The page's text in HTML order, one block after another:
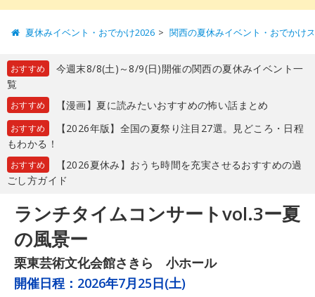
夏休みイベント・おでかけ2026 関西の夏休みイベント・おでかけ
おすすめ
今週末8/8(土)～8/9(日)開催の関西の夏休みイベント一
覧
おすすめ 【漫画】夏に読みたいおすすめの怖い話まとめ
おすすめ
【2026年版】全国の夏祭り注目27選。見どころ・日程
もわかる！
おすすめ
【2026夏休み】おうち時間を充実させるおすすめの過
ごし方ガイド
ランチタイムコンサートvol.3ー夏
の風景ー
栗東芸術文化会館さきら 小ホール
開催日程： 2026年7月25日(土)